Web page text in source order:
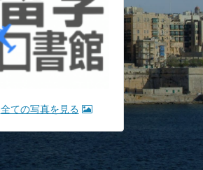
全ての写真を見る